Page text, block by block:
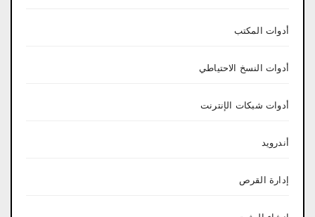
أدوات المكتب
أدوات النسخ الاحتياطي
أدوات شبكات الإنترنت
أندرويد
إدارة القرص